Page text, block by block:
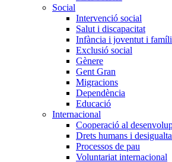
Social
Intervenció social
Salut i discapacitat
Infància i joventut i
Exclusió social
Gènere
Gent Gran
Migracions
Dependència
Educació
Internacional
Cooperació al
Drets humans i
Processos de pau
Voluntariat internacional